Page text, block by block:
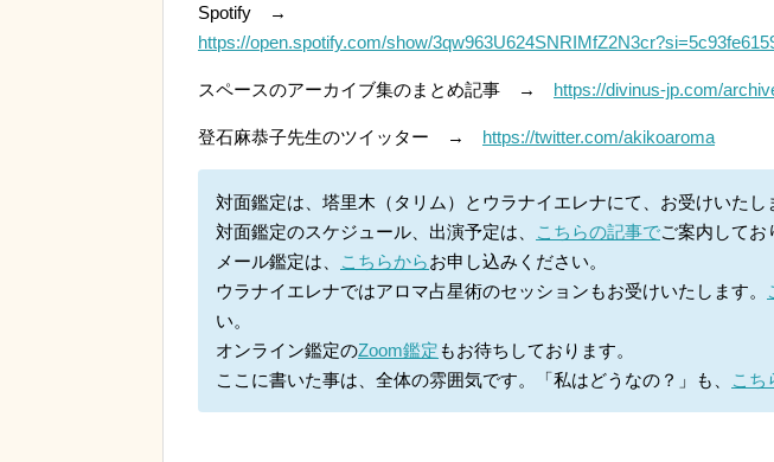
Spotify →
https://open.spotify.com/show/
スペースのアーカイブ集のまとめ記事 → https://divinus-jp.com/
登石麻恭子先生のツイッター → https://twitter.com/akikoaroma
対面鑑定は、塔里木（タリム）とウラナイエレナにて、お受けいたし
対面鑑定のスケジュール、出演予定は、
こちらの記事でご案内してお
メール鑑定は、
こちらからお申し込みください。
ウラナイエレナではアロマ占星術のセッションもお受けいたします。
い。
オンライン鑑定のZoom鑑定もお待ちしております。
ここに書いた事は、全体の雰囲気です。「私はどうなの？」も、
こち